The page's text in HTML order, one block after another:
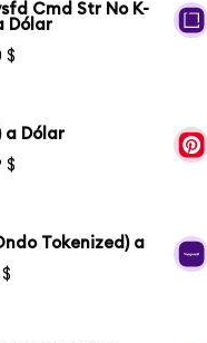
Cmd Str No K-
Dólar
$
a Dólar
$
Tokenized) a